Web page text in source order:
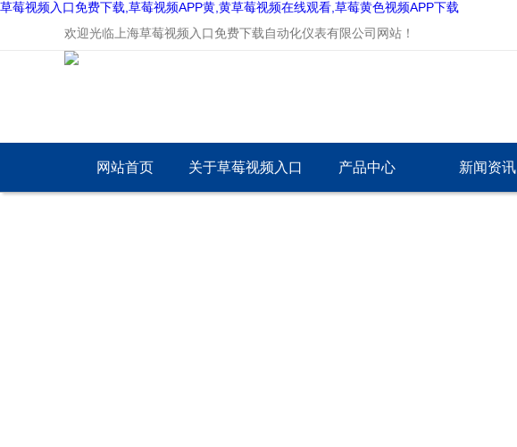
草莓视频入口免费下载,草莓视频APP黄,黄草莓视频在线观看,草莓黄色视频APP下载
欢迎光临上海草莓视频入口免费下载自动化仪表有限公司网站！
网站首页 关于草莓视频入口 产品中心 新闻资讯